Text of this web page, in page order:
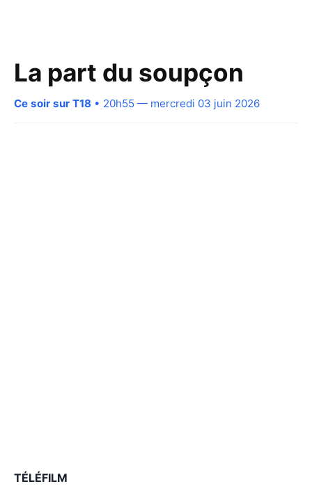
La part du soupçon
Ce soir sur T18 • 20h55 — mercredi 03 juin 2026
TÉLÉFILM